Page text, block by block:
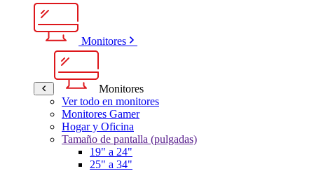
Monitores
Monitores
Ver todo en monitores
Monitores Gamer
Hogar y Oficina
Tamaño de pantalla (pulgadas)
19" a 24"
25" a 34"